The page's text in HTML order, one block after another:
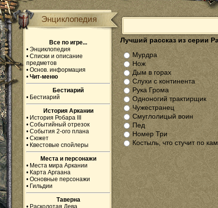
Энциклопедия
Все по игре...
• Энциклопедия
• Списки и описание
предметов
• Основ. информация
• Чит-меню
Бестиарий
• Бестиарий
История Аркании
• История Робара III
• Событийный отрезок
• События 2-ого плана
• Сюжет
• Квестовые спойлеры
Места и персонажи
• Места мира Аркании
• Карта Аргаана
• Основные персонажи
• Гильдии
Таверна
• Расколотая Дева
Лучший рассказ из серии
Мурдра
Нож
Дым в горах
Слухи с континента
Рука Грома
Одноногий трактирщик
Чужестранец
Смуглолицый воин
Пед
Номер Три
Костыль, что стучит по